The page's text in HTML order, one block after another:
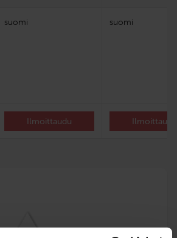
suomi suomi
Ilmoittaudu Ilmoittaudu